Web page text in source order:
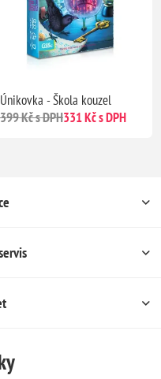
Únikovka - Škola kouzel
399 Kč s DPH331 Kč s DPH